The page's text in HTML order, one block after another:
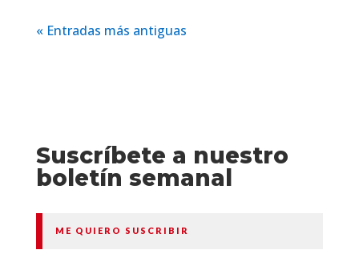
« Entradas más antiguas
Suscríbete a nuestro
boletín semanal
ME QUIERO SUSCRIBIR